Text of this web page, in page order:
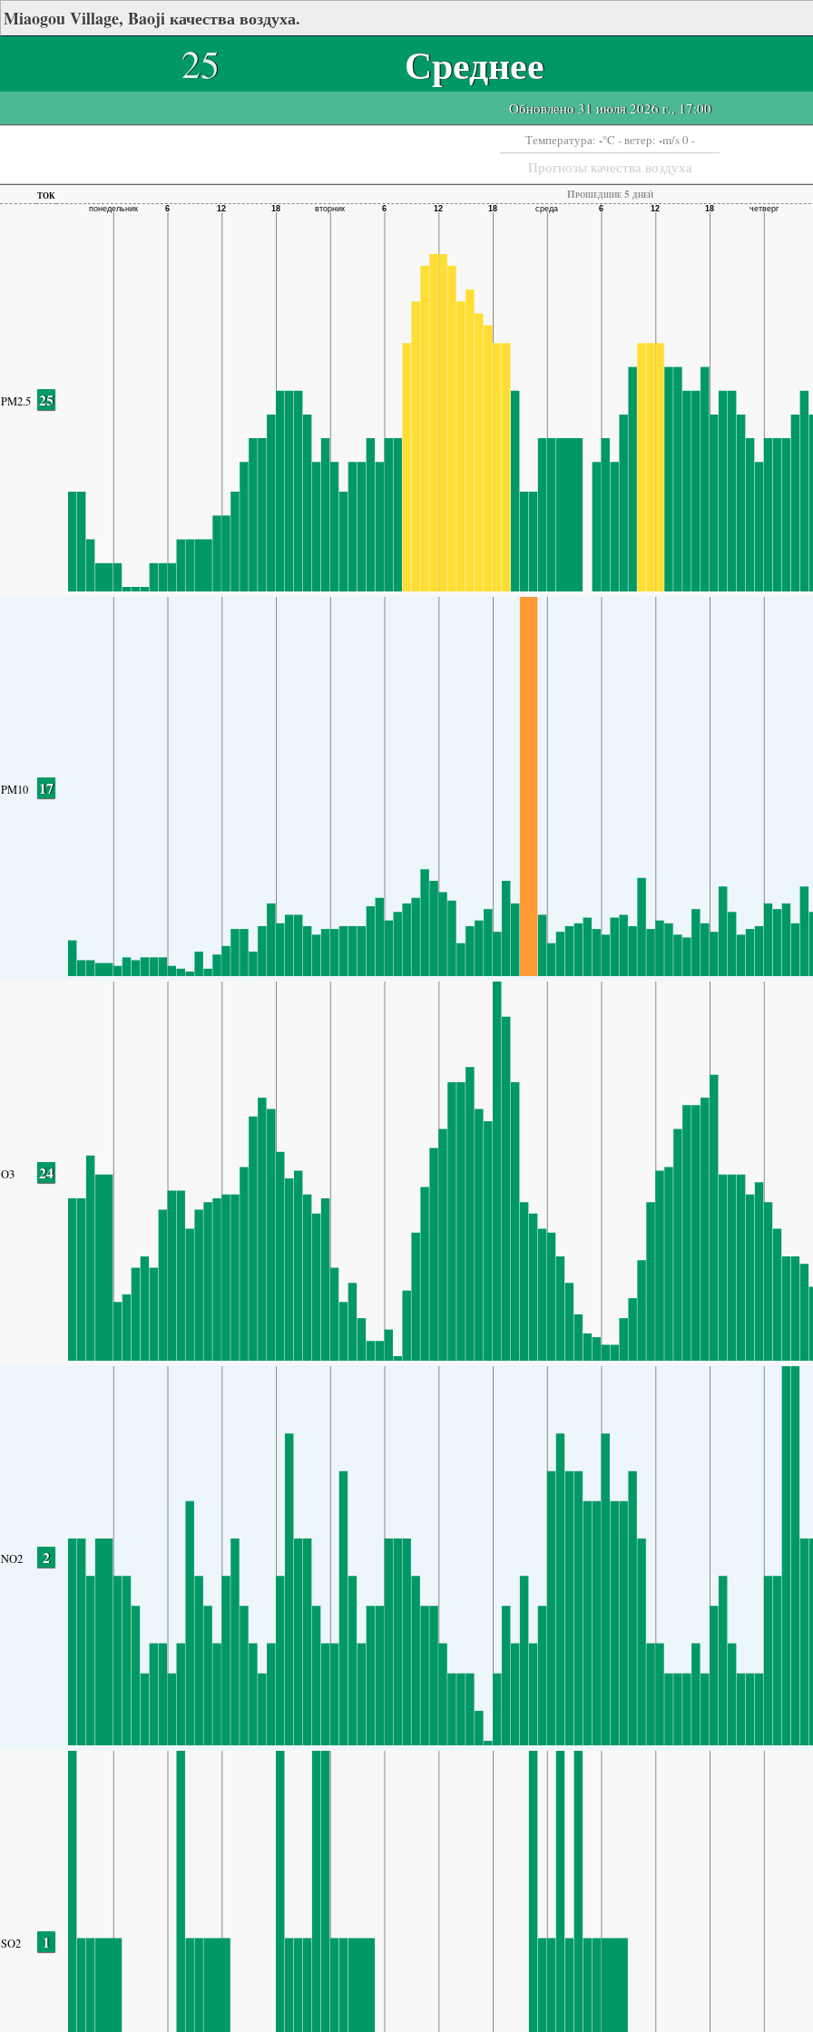
Miaogou Village, Baoji качества воздуха.
25 Среднее
Обновлено 31 июля 2026 г., 17:00
Температура: -°C - ветер: -m/s 0 -
Прогнозы качества воздуха
ток Прошедшие 5 дней
PM2.5 25
PM10 17
O3 24
NO2 2
SO2 1